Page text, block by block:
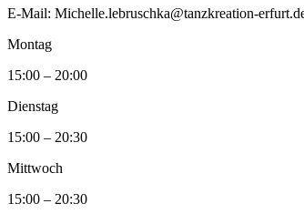
E-Mail: Michelle.lebruschka@tanzkreation-
Montag
15:00 – 20:00
Dienstag
15:00 – 20:30
Mittwoch
15:00 – 20:30